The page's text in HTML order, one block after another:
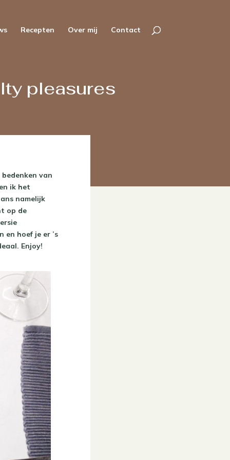
Recepten Over mij Contact
pleasures
van
ik het
namelijk
op de
en hoef je er ’s
Enjoy!